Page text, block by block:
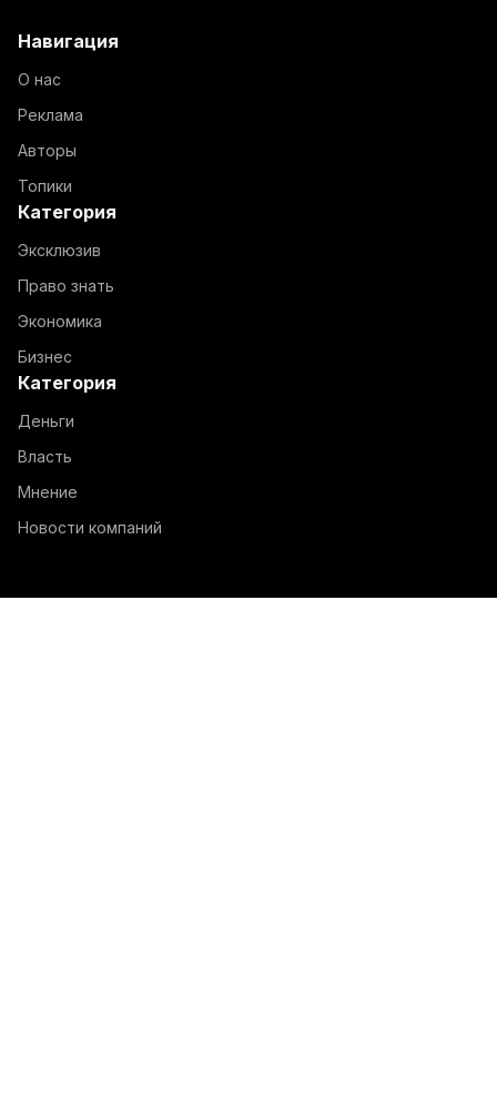
Навигация
О нас
Реклама
Авторы
Топики
Категория
Эксклюзив
Право знать
Экономика
Бизнес
Категория
Деньги
Власть
Мнение
Новости компаний